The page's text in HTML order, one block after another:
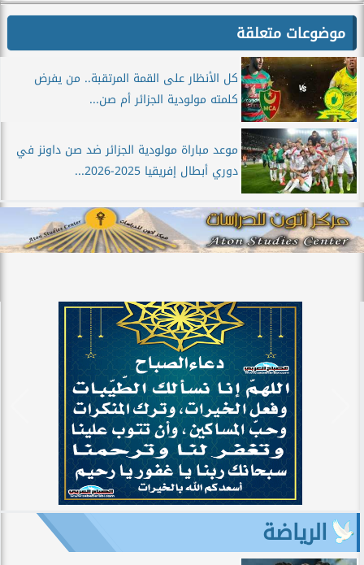
موضوعات متعلقة
كل الأنظار على القمة المرتقبة.. من يفرض
كلمته مولودية الجزائر أم صن...
موعد مباراة مولودية الجزائر ضد صن داونز في
دوري أبطال إفريقيا 2025-2026...
الرياضة